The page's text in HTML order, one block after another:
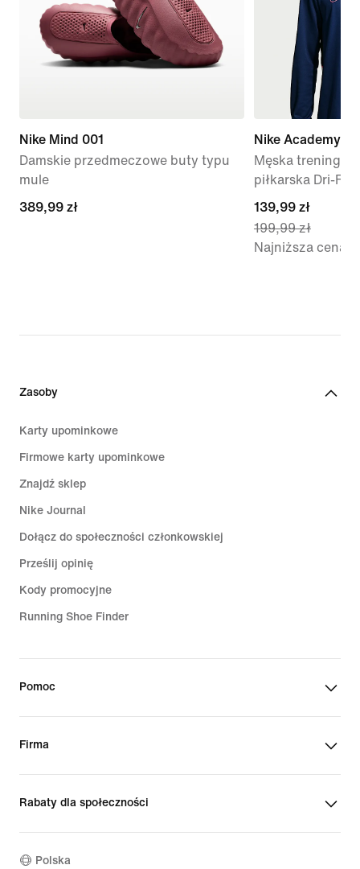
Nike Mind 001
Damskie przedmeczowe buty typu
mule
389,99 zł
389,99 zł
Nike Academy
Męska
piłkarska Dri-FIT
current
price
139,99 zł,
139,99 zł
199,99 zł
Najniższa cena
Zasoby
Karty upominkowe
Firmowe karty upominkowe
Znajdź sklep
Nike Journal
Dołącz do społeczności członkowskiej
Prześlij opinię
Kody promocyjne
Running Shoe Finder
Pomoc
Firma
Rabaty dla społeczności
Polska